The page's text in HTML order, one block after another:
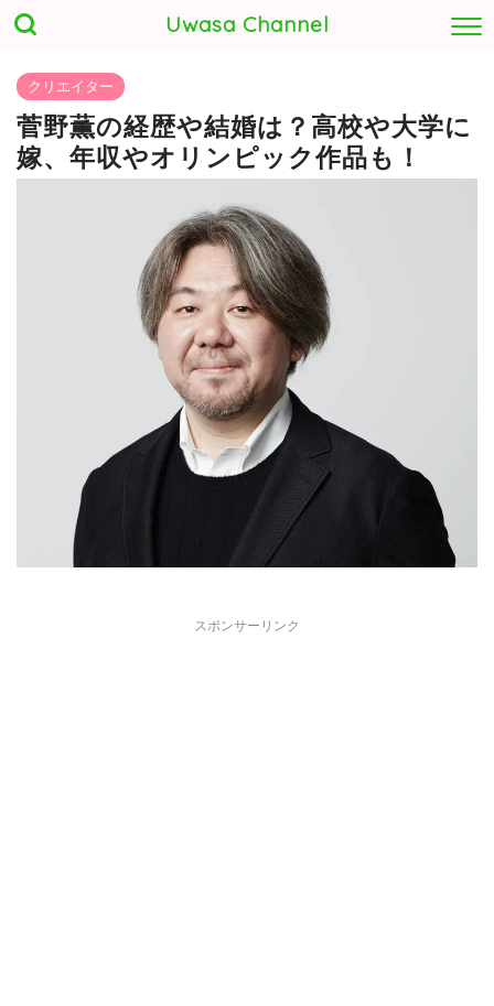
Uwasa Channel
クリエイター
菅野薫の経歴や結婚は？高校や大学に
嫁、年収やオリンピック作品も！
スポンサーリンク